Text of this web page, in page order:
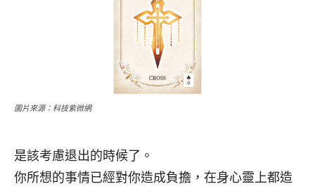
圖片來源：科技紫微網
是該考慮退出的時候了。
你所想的事情已經對你造成負擔，在身心靈上都造